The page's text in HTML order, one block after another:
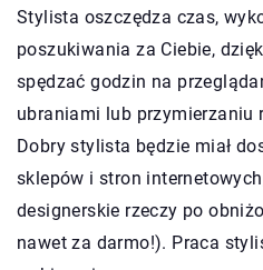
Stylista oszczędza czas,
poszukiwania za Ciebie,
spędzać godzin na
ubraniami lub przymierzaniu
Dobry stylista będzie miał
sklepów i stron
designerskie rzeczy po
nawet za darmo!). Praca